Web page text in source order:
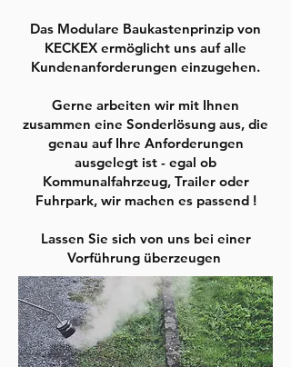
Kaugummi
entfernung
Mit unserem Inhouse
entwickelten Zubehör zur
Kaugummi-Entfernung,
erzielen Sie selbst bei groben
Verschmutzungen
erstaunliche Ergebnisse.
Das Modulare Baukastenprinzip von
KECKEX ermöglicht uns auf alle
Kundenanforderungen einzugehen.
Gerne arbeiten wir mit Ihnen
zusammen eine Sonderlösung aus, die
genau auf Ihre Anforderungen
ausgelegt ist - egal ob
Kommunalfahrzeug, Trailer oder
Fuhrpark, wir machen es passend !
Lassen Sie sich von uns bei einer
Vorführung überzeugen